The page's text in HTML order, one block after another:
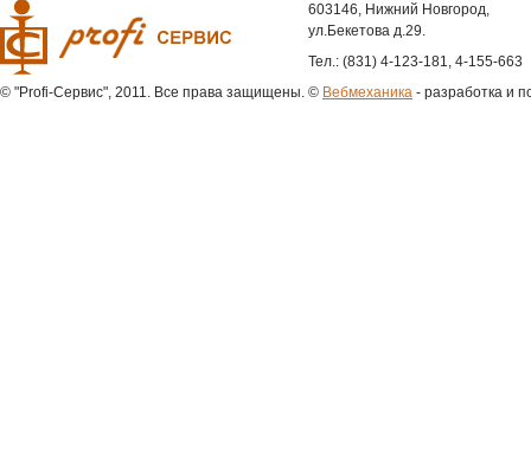
© "Profi-Сервис", 2011. Все права защищены.
603146, Нижний Новгород,
ул.Бекетова д.29.
Тел.: (831) 4-123-181, 4-155-663
© Вебмеханика - разработка и